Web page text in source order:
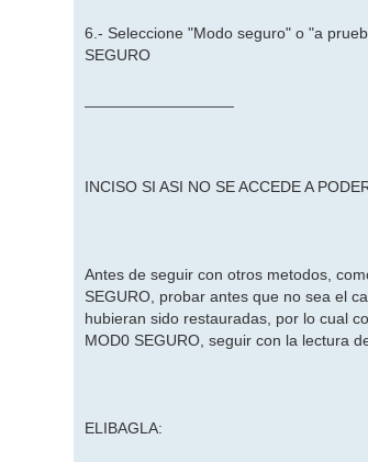
6.- Seleccione "Modo seguro" o "a
SEGURO
INCISO SI ASI NO SE ACCEDE A
Antes de seguir con otros metodos,
SEGURO, probar antes que no sea el
hubieran sido restauradas, por lo cual
MOD0 SEGURO, seguir con la lectura
ELIBAGLA: